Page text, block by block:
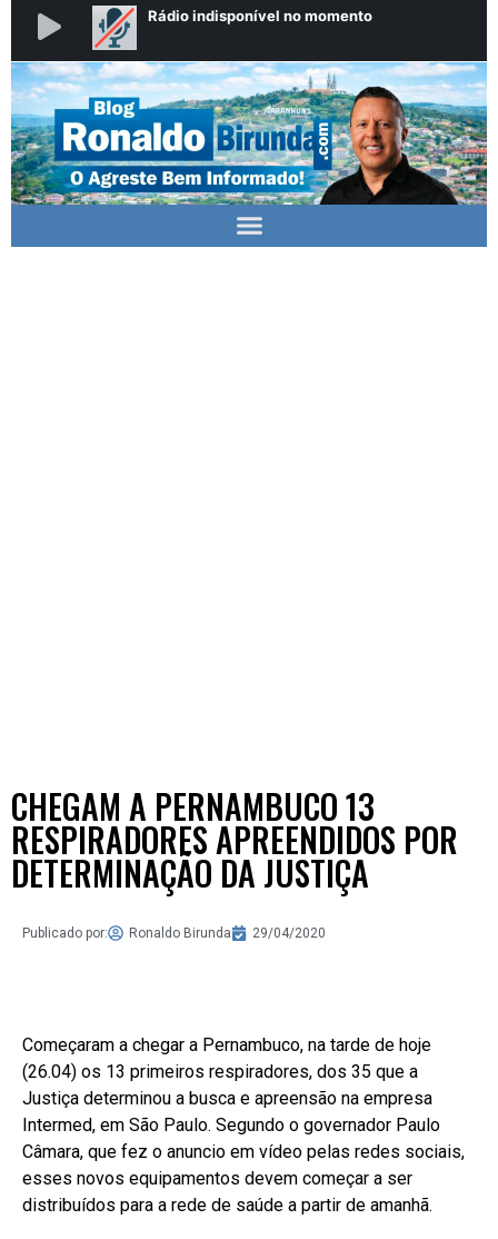
CHEGAM A PERNAMBUCO 13
RESPIRADORES APREENDIDOS POR
DETERMINAÇÃO DA JUSTIÇA
Publicado por: Ronaldo Birunda 29/04/2020
Começaram a chegar a Pernambuco, na tarde de hoje
(26.04) os 13 primeiros respiradores, dos 35 que a
Justiça determinou a busca e apreensão na empresa
Intermed, em São Paulo. Segundo o governador Paulo
Câmara, que fez o anuncio em vídeo pelas redes sociais,
esses novos equipamentos devem começar a ser
distribuídos para a rede de saúde a partir de amanhã.